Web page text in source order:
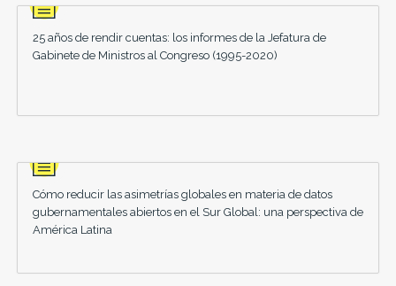
25 años de rendir cuentas: los informes de la Jefatura de
Gabinete de Ministros al Congreso (1995-2020)
Cómo reducir las asimetrías globales en materia de datos
gubernamentales abiertos en el Sur Global: una perspectiva de
América Latina